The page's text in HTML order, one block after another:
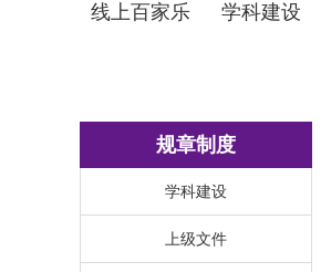
线上百家乐 学科建设
规章制度
学科建设
上级文件